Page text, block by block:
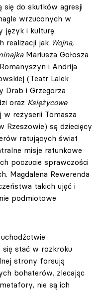
do skutków agresji
wrzuconych w
język i kulturę.
realizacji jak Wojna,
Mariusza Gołosza
i Andrija
(Teatr Lalek
Drab i Grzegorza
oraz Księżycowe
reżyserii Tomasza
Rzeszowie) są dziecięcy
ratujących świat
misje ratunkowe
poczucie sprawczości
Magdalena Rewerenda
takich ujęć i
podmiotowe
się stać w rozkroku
strony forsują
bohaterów, zlecając
nie są ich